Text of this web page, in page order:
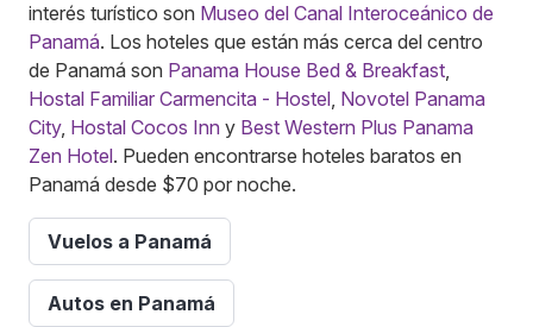
interés turístico son Museo del Canal Interoceánico de
Panamá. Los hoteles que están más cerca del centro
de Panamá son Panama House Bed & Breakfast,
Hostal Familiar Carmencita - Hostel, Novotel Panama
City, Hostal Cocos Inn y Best Western Plus Panama
Zen Hotel. Pueden encontrarse hoteles baratos en
Panamá desde $70 por noche.
Vuelos a Panamá
Autos en Panamá